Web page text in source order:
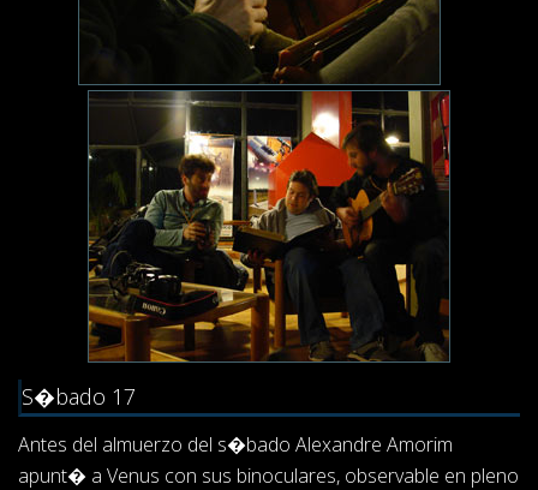
S�bado 17
Antes del almuerzo del s�bado Alexandre Amorim
apunt� a Venus con sus binoculares, observable en pleno